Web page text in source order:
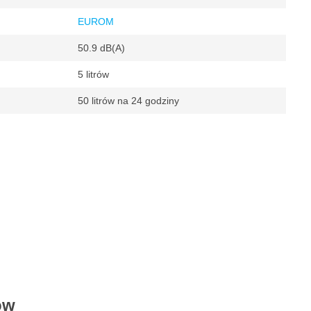
EUROM
50.9 dB(A)
5 litrów
50 litrów na 24 godziny